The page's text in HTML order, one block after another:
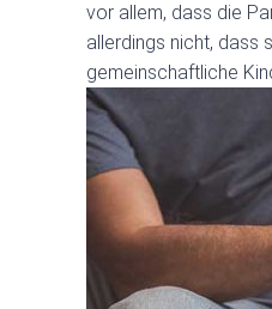
vor allem, dass die
allerdings nicht, dass
gemeinschaftliche